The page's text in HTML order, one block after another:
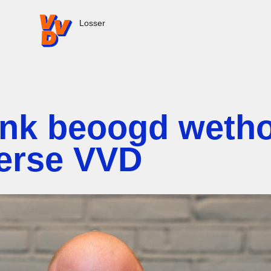
VVD.nl - Ga naar de homepage
Losser
beoogd
VVD